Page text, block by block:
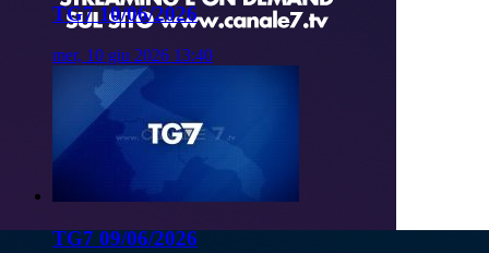
TG7 10/06/2026
mer, 10 giu 2026 13:40
TG7 09/06/2026